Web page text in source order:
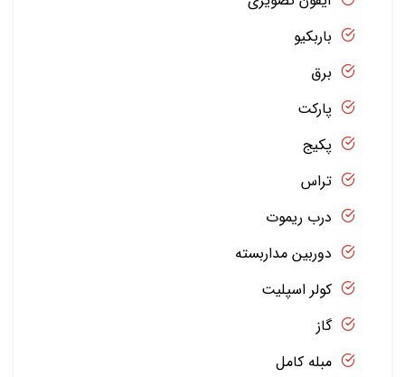
باربکیو
برق
پارکت
پکیج
تراس
درب ریموت
دوربین مداربسته
کولر اسپلیت
گاز
مبله کامل